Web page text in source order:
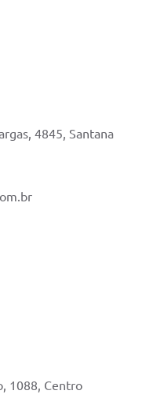
4845, Santana
1088, Centro